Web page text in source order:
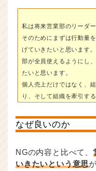
私は将来営業部のリーダ
そのためにまずは行動量
げていきたいと思います
部が全員使えるようにし
たいと思います。
個人売上だけではなく、
り、そして組織を牽引す
なぜ良いのか
NGの内容と比べて、
いきたいという意思